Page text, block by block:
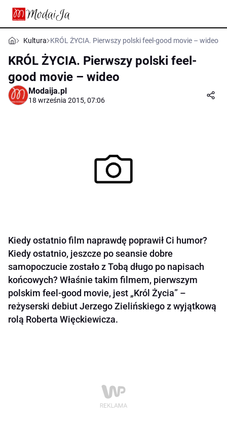
Kultura KRÓL ŻYCIA. Pierwszy polski feel-good movie – wideo
KRÓL ŻYCIA. Pierwszy polski feel-
good movie – wideo
Modaija.pl
18 września 2015, 07:06
Kiedy ostatnio film naprawdę poprawił Ci humor?
Kiedy ostatnio, jeszcze po seansie dobre
samopoczucie zostało z Tobą długo po napisach
końcowych? Właśnie takim filmem, pierwszym
polskim feel-good movie, jest „Król Życia” –
reżyserski debiut Jerzego Zielińskiego z wyjątkową
rolą Roberta Więckiewicza.